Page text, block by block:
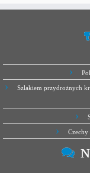
Szlakiem przydrożnych
Czechy